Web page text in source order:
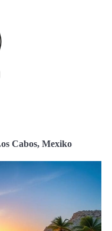
Cabos, Mexiko